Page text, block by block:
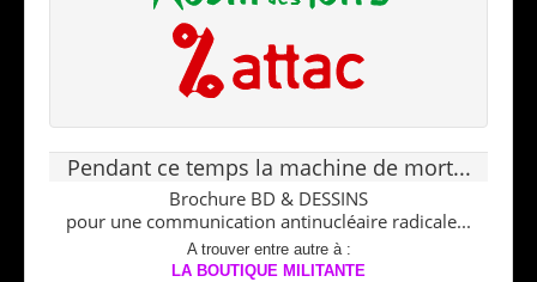
Pendant ce temps la machine de mort...
Brochure BD & DESSINS
pour une communication antinucléaire radicale...
A trouver entre autre à :
LA BOUTIQUE MILITANTE